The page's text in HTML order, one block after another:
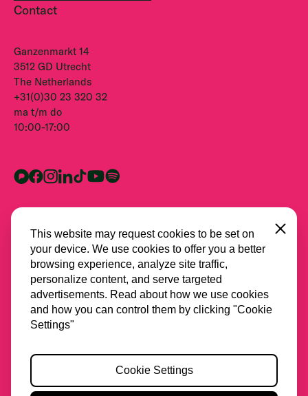
Contact
Ganzenmarkt 14
3512 GD Utrecht
The Netherlands
+31(0)30 23 320 32
ma t/m do
10:00-17:00
Alle partners
Cookies
This website may request cookies to be set on
your device. We use cookies to offer you a better
browsing experience, analyze site traffic,
personalize content, and serve targeted
advertisements. Read about how we use cookies
and how you can control them by clicking "Cookie
Settings"
Close
Cookie Settings